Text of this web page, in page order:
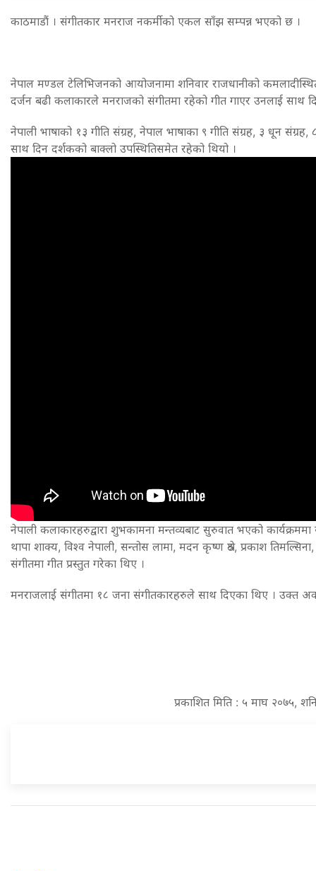
काठमाडौं । संगीतकार मनराज नकर्मीको एकल साँझ सम्पन्न भएको छ ।
नेपाल मण्डल टेलिभिजनको आयोजनामा शनिवार राजधानीको
दर्जन बढी कलाकारले मनराजको संगीतमा रहेको गीत गाएर उनलाई साथ
नेपाली भाषाको १३ गीति संग्रह, नेपाल भाषाका ९ गीति संग्रह, ३ धून
साथ दिन दर्शकको बाक्लो उपस्थितिसमेत रहेको थियो ।
नेपाली कलाकारहरुद्वारा शुभकामना मन्तव्यबाट सुरुवात भएको कार्यक्रममा
थापा शाक्य, विश्व नेपाली, सन्तोस लामा, मदन कृष्ण श्रेठ, प्रकाश
संगीतमा गीत प्रस्तुत गरेका थिए ।
मनराजलाई संगीतमा १८ जना संगीतकारहरुले साथ दिएका थिए । उक्त
प्रकाशित मिति : ५ माघ २०७५,